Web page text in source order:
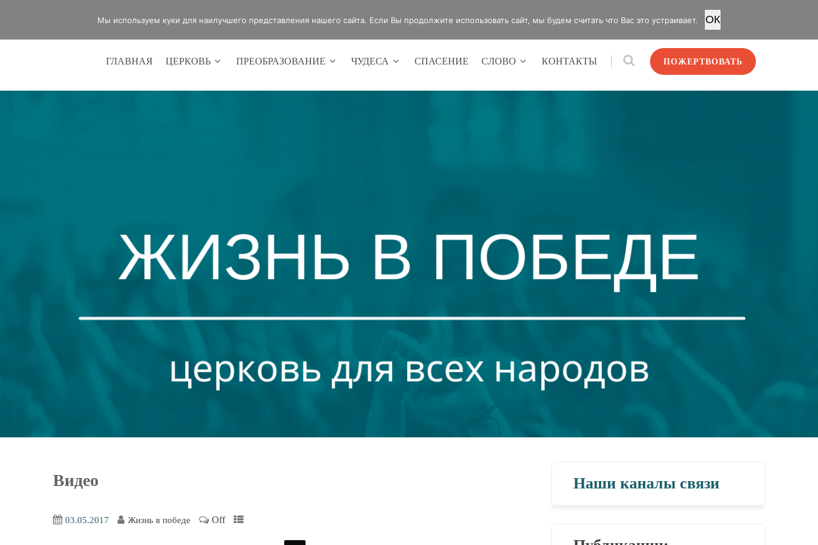
office@lifeinvictory.ru +7 950 189 4420 Россия, г.Оренбург, ул.Мира 32/2
ПОЖЕРТВОВАТЬ
ГЛАВНАЯ ЦЕРКОВЬ ПРЕОБРАЗОВАНИЕ ЧУДЕСА СПАСЕНИЕ СЛОВО КОНТАКТЫ
Видео
03.05.2017 Жизнь в победе Off
Наши каналы связи
Мы используем куки для наилучшего представления нашего сайта. Если Вы продолжите использовать сайт, мы будем считать что Вас это устраивает. OК